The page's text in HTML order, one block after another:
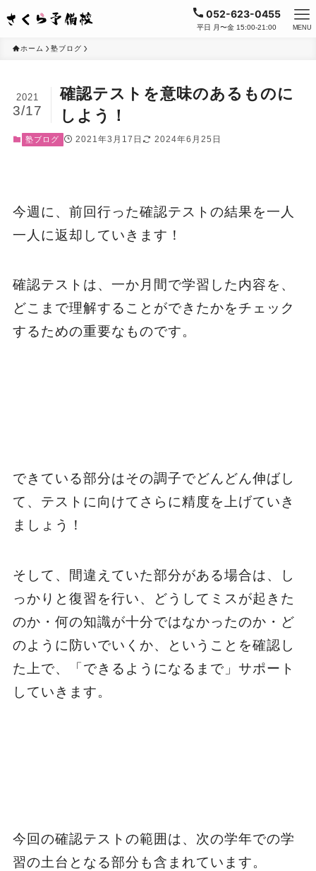
052-623-0455
平日 月〜金 15:00-21:00 MENU
ホーム 塾ブログ
確認テストを意味のあるものに
しよう！
2021
3/17
塾ブログ 2021年3月17日 2024年6月25日
今週に、前回行った確認テストの結果を一人
一人に返却していきます！
確認テストは、一か月間で学習した内容を、
どこまで理解することができたかをチェック
するための重要なものです。
できている部分はその調子でどんどん伸ばし
て、テストに向けてさらに精度を上げていき
ましょう！
そして、間違えていた部分がある場合は、し
っかりと復習を行い、どうしてミスが起きた
のか・何の知識が十分ではなかったのか・ど
のように防いでいくか、ということを確認し
た上で、「できるようになるまで」サポート
していきます。
今回の確認テストの範囲は、次の学年での学
習の土台となる部分も含まれています。